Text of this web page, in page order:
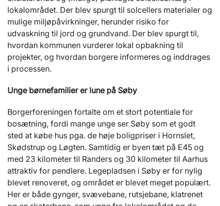
lokalområdet. Der blev spurgt til solcellers materialer og
mulige miljøpåvirkninger, herunder risiko for
udvaskning til jord og grundvand. Der blev spurgt til,
hvordan kommunen vurderer lokal opbakning til
projekter, og hvordan borgere informeres og inddrages
i processen.
Unge børnefamilier er lune på Søby
Borgerforeningen fortalte om et stort potentiale for
bosætning, fordi mange unge ser Søby som et godt
sted at købe hus pga. de høje boligpriser i Hornslet,
Skødstrup og Løgten. Samtidig er byen tæt på E45 og
med 23 kilometer til Randers og 30 kilometer til Aarhus
attraktiv for pendlere. Legepladsen i Søby er for nylig
blevet renoveret, og området er blevet meget populært.
Her er både gynger, svævebane, rutsjebane, klatrenet